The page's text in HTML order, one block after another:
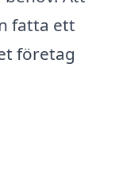
fatta ett
företag